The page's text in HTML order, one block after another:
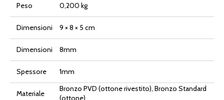
7000
Peso 0,200 kg
Dimensioni 9 × 8 × 5 cm
Dimensioni 8mm
Spessore 1mm
Materiale
Bronzo PVD (ottone rivestito), Bronzo Standard
(ottone)